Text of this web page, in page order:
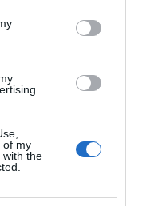
of my
with the